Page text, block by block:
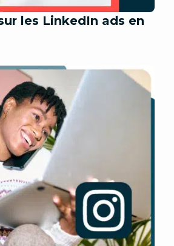
les LinkedIn ads en